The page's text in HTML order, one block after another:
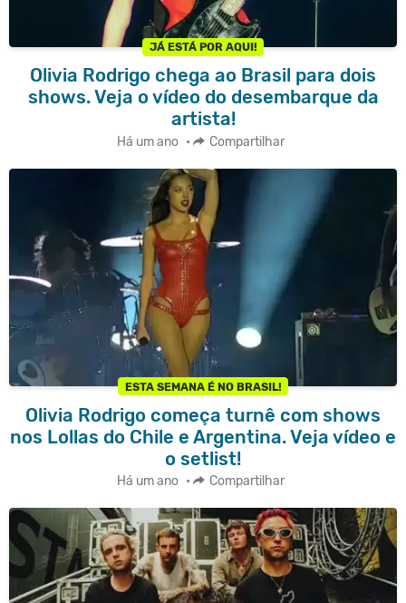
JÁ ESTÁ POR AQUI!
Olivia Rodrigo chega ao Brasil para dois
shows. Veja o vídeo do desembarque da
artista!
Há um ano • Compartilhar
ESTA SEMANA É NO BRASIL!
Olivia Rodrigo começa turnê com shows
nos Lollas do Chile e Argentina. Veja vídeo e
o setlist!
Há um ano • Compartilhar